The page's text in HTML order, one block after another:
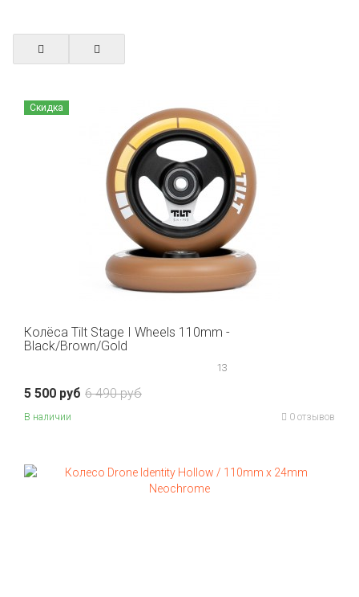
Скидка
Колёса Tilt Stage I Wheels 110mm -
Black/Brown/Gold
13
6 490 руб
5 500 руб
В наличии 0 отзывов